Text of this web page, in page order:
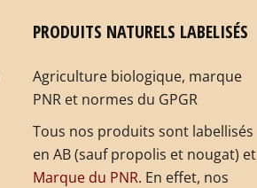
PRODUITS NATURELS LABELISÉS
Agriculture biologique, marque
PNR et normes du GPGR
Tous nos produits sont labellisés
en AB (sauf propolis et nougat) et
Marque du PNR. En effet, nos